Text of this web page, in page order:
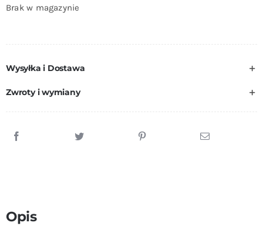
Brak w magazynie
Wysyłka i Dostawa
Zwroty i wymiany
Opis